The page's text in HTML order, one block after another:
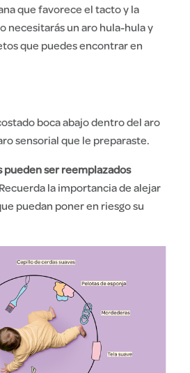
que favorece el tacto y la
necesitarás un aro hula-hula y
que puedes encontrar en
boca abajo dentro del aro
sensorial que le preparaste.
pueden ser reemplazados
la importancia de alejar
puedan poner en riesgo su